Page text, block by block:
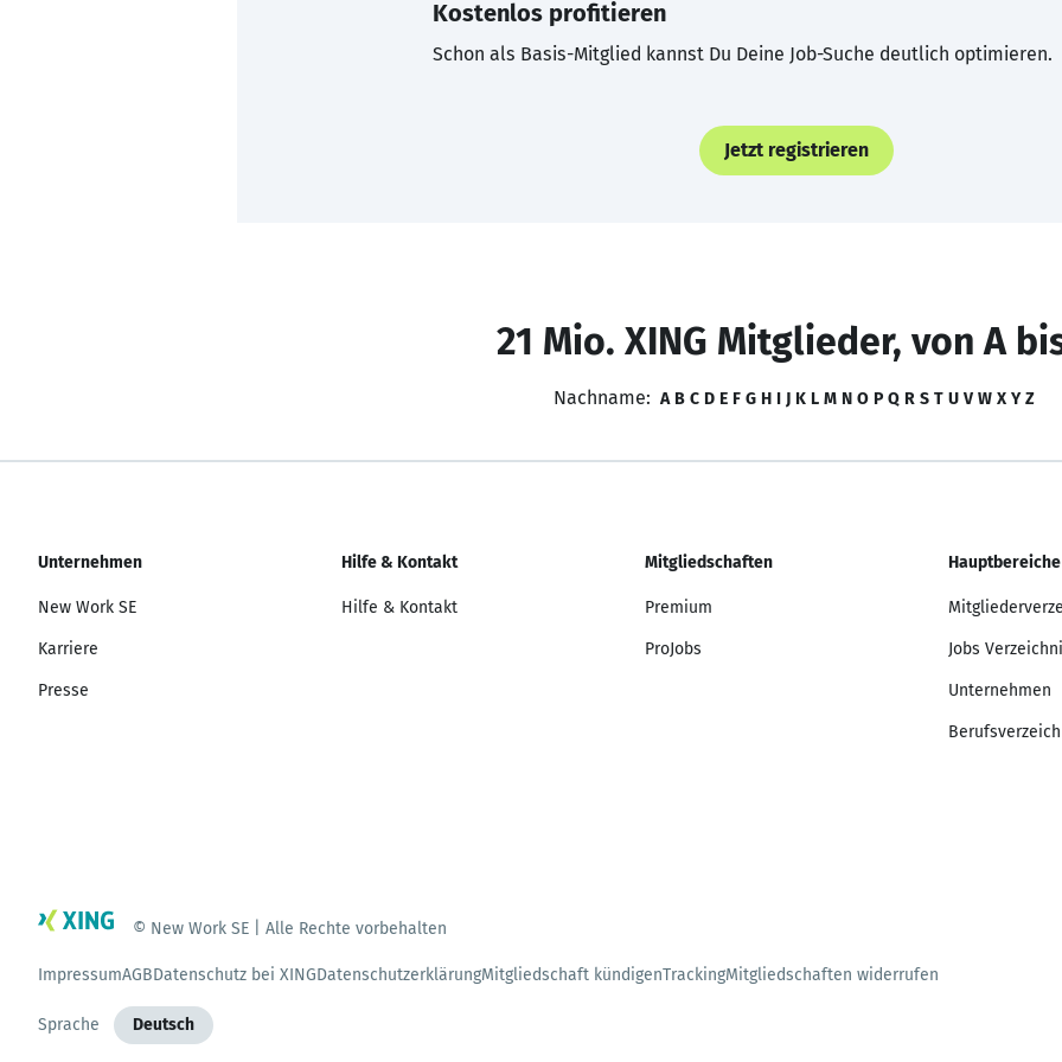
Kostenlos profitieren
Schon als Basis-Mitglied kannst Du Deine Job-Suche deutlich optimieren.
Jetzt registrieren
21 Mio. XING Mitglieder, von A
Nachname: A B C D E F G H I J K L M N O P Q R S T U V W X Y Z
Unternehmen
New Work SE
Karriere
Presse
Hilfe & Kontakt
Hilfe & Kontakt
Mitgliedschaften
Premium
ProJobs
Hauptbereiche
Jobs
Unternehmen
© New Work SE | Alle Rechte vorbehalten
ImpressumAGBDatenschutz bei XINGDatenschutzerklärungMitgliedschaft kündigenTrackingMitgliedschaften widerrufen
Sprache Deutsch